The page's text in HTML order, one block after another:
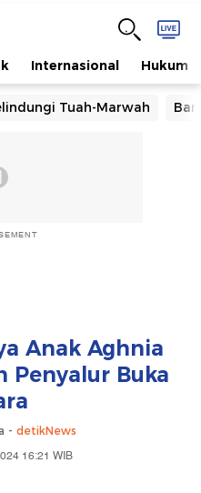
Internasional Hukum
Tuah-Marwah
Anak Aghnia
Penyalur Buka
- detikNews
16:21 WIB